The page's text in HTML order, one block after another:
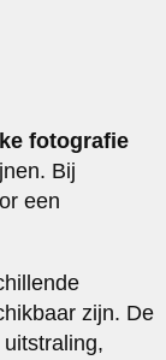
fotografie
Bij
een
zijn. De